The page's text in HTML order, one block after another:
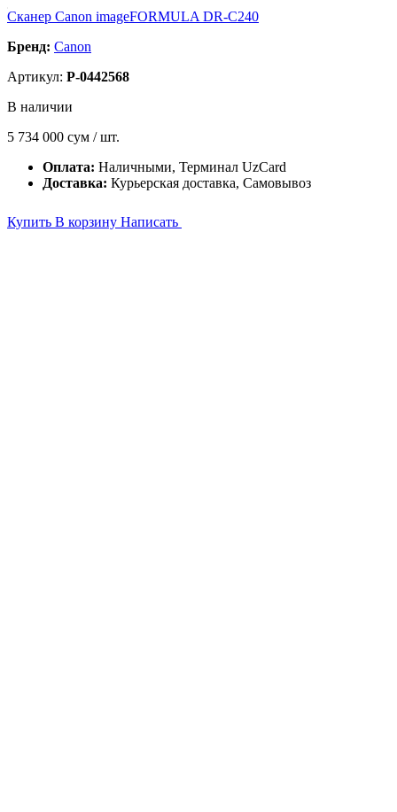
Сканер Canon imageFORMULA DR-C240
Бренд: Canon
Артикул: P-0442568
В наличии
5 734 000 сум / шт.
Оплата: Наличными, Терминал UzCard
Доставка: Курьерская доставка, Самовывоз
Купить В корзину Написать